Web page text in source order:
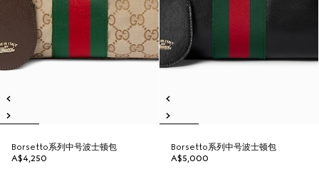
Borsetto系列中号波士顿包
A$4,250
Borsetto系列中号波士顿包
A$5,000